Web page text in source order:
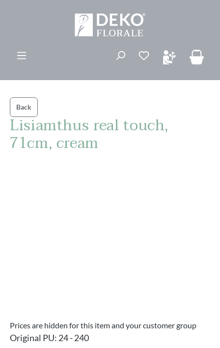
Du har 0
Back
Lisiamthus real touch,
71cm, cream
Prices are hidden for this item and your customer group
Original PU: 24 - 240